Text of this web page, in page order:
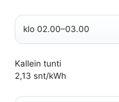
klo 02.00–03.00
Kallein tunti
2,13 snt/kWh